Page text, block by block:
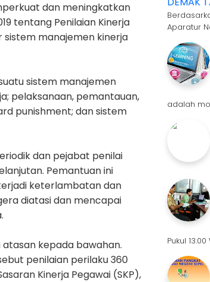
dan meningkatkan
tentang Penilaian Kinerja
sistem manajemen kinerja
sistem manajemen
pelaksanaan, pemantauan,
punishment; dan sistem
dan pejabat penilai
Pemantuan ini
keterlambatan dan
diatasi dan mencapai
kepada bawahan.
penilaian perilaku 360
Kinerja Pegawai (SKP),
Aparatur
adalah
Pukul